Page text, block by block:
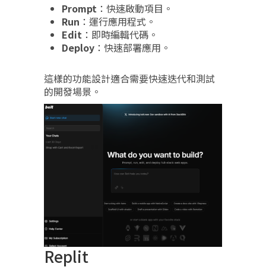
Prompt ：快速啟動項目。
Run ：運行應用程式。
Edit ：即時編輯代碼。
Deploy ：快速部署應用。
這樣的功能設計適合需要快速迭代和測試
的開發場景。
Replit